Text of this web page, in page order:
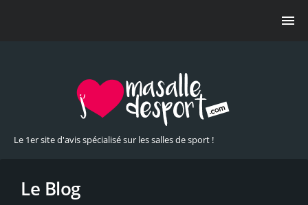
Le 1er site d'avis spécialisé sur les salles de sport !
Le Blog